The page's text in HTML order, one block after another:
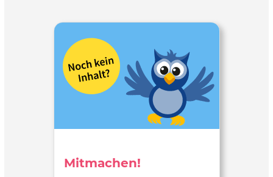
Mitmachen!